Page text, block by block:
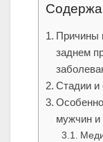
Причины
заднем
Стадии и
мужчин